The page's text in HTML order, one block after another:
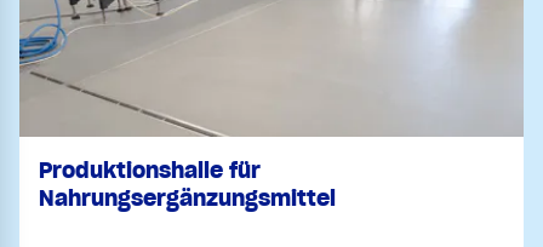
Produktionshalle für
Nahrungsergänzungsmittel